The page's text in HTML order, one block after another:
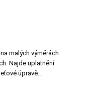
malých výměrách
Najde uplatnění
úpravě…